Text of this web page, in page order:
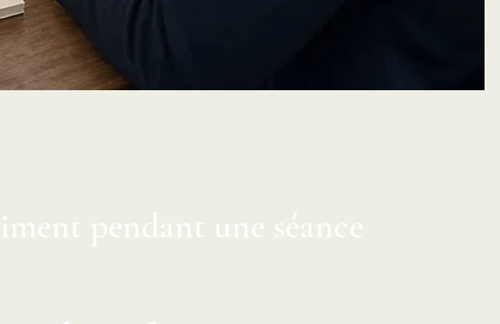
pendant une séance